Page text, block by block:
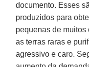
documento. Esses
produzidos para
pequenas de
as terras raras e
agressivo e caro.